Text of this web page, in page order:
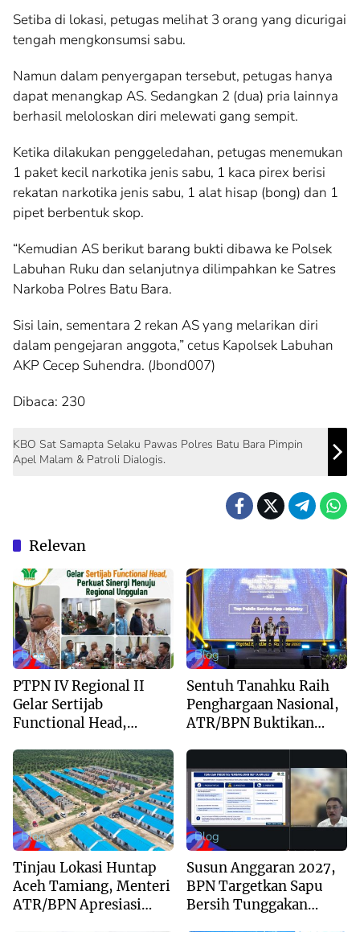
Setiba di lokasi, petugas melihat 3 orang yang dicurigai
tengah mengkonsumsi sabu.
Namun dalam penyergapan tersebut, petugas hanya
dapat menangkap AS. Sedangkan 2 (dua) pria lainnya
berhasil meloloskan diri melewati gang sempit.
Ketika dilakukan penggeledahan, petugas menemukan
1 paket kecil narkotika jenis sabu, 1 kaca pirex berisi
rekatan narkotika jenis sabu, 1 alat hisap (bong) dan 1
pipet berbentuk skop.
“Kemudian AS berikut barang bukti dibawa ke Polsek
Labuhan Ruku dan selanjutnya dilimpahkan ke Satres
Narkoba Polres Batu Bara.
Sisi lain, sementara 2 rekan AS yang melarikan diri
dalam pengejaran anggota,” cetus Kapolsek Labuhan
AKP Cecep Suhendra. (Jbond007)
Dibaca: 230
KBO Sat Samapta Selaku Pawas Polres Batu Bara Pimpin
Apel Malam & Patroli Dialogis.
Relevan
Blog
PTPN IV Regional II
Gelar Sertijab
Functional Head,
Regional Unggulan
Blog
Sentuh Tanahku Raih
Penghargaan Nasional,
ATR/BPN Buktikan
Blog
Tinjau Lokasi Huntap
Aceh Tamiang, Menteri
ATR/BPN Apresiasi
Blog
Susun Anggaran 2027,
BPN Targetkan Sapu
Bersih Tunggakan